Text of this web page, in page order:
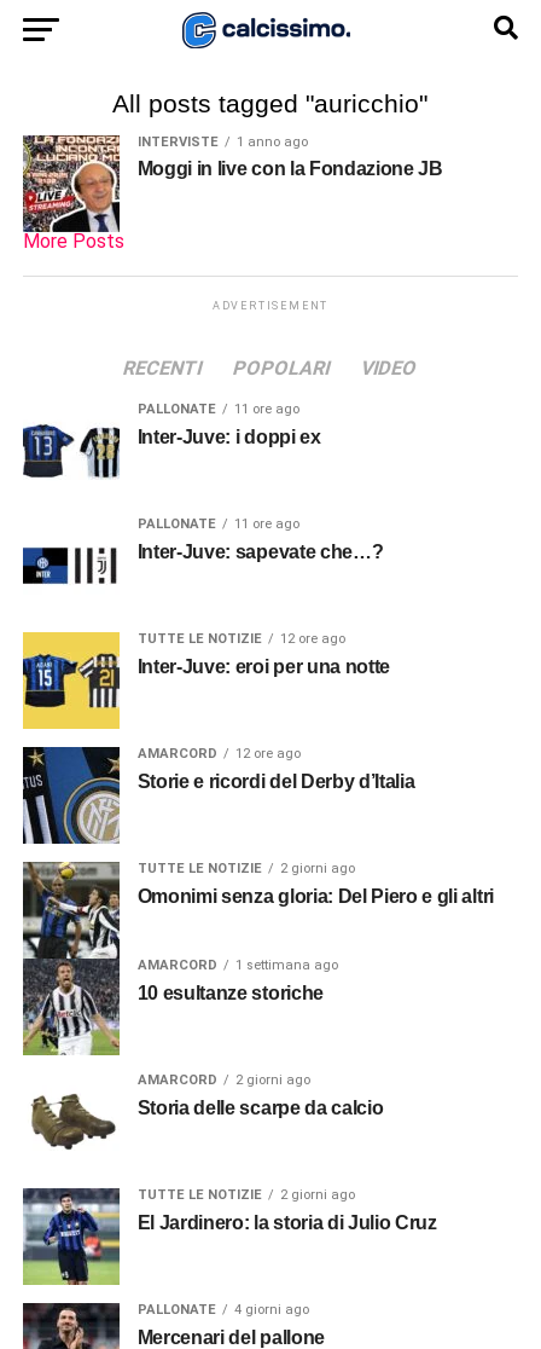
All posts tagged "auricchio"
INTERVISTE 1 anno ago
Moggi in live con la Fondazione JB
More Posts
ADVERTISEMENT
RECENTI POPOLARI VIDEO
PALLONATE 11 ore ago
Inter-Juve: i doppi ex
PALLONATE 11 ore ago
Inter-Juve: sapevate che…?
TUTTE LE NOTIZIE 12 ore ago
Inter-Juve: eroi per una notte
AMARCORD 12 ore ago
Storie e ricordi del Derby d’Italia
TUTTE LE NOTIZIE 2 giorni ago
Omonimi senza gloria: Del Piero e gli altri
AMARCORD 1 settimana ago
10 esultanze storiche
AMARCORD 2 giorni ago
Storia delle scarpe da calcio
TUTTE LE NOTIZIE 2 giorni ago
El Jardinero: la storia di Julio Cruz
PALLONATE 4 giorni ago
Mercenari del pallone